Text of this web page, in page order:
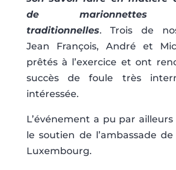
de marionnettes
traditionnelles. Trois de
Jean François, André et
prêtés à l’exercice et ont
succès de foule très
intéressée.
L’événement a pu par
le soutien de l’ambassade
Luxembourg.